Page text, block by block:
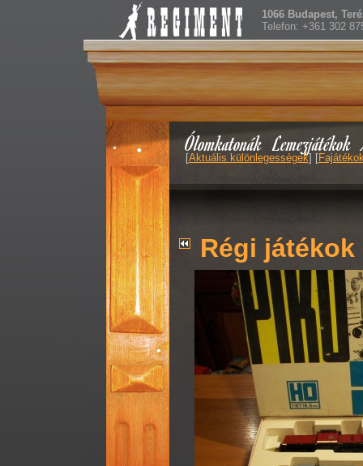
Ólomkatonák Lemezjátékok
1066 Budapest,
Telefon: +361 302
[Aktuális különlegességek] [
Régi játékok